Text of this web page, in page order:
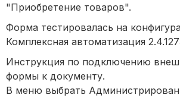
"Приобретение товаров".
Форма тестировалась на
Комплексная автоматизация
Инструкция по подключению
формы к документу.
В меню выбрать